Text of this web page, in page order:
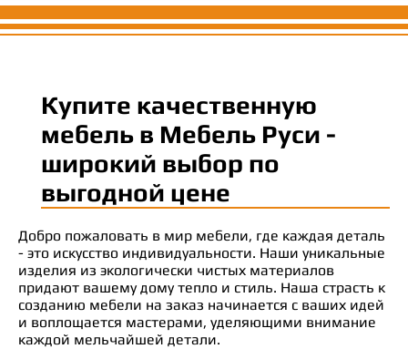
Купите качественную
мебель в Мебель Руси -
широкий выбор по
выгодной цене
Добро пожаловать в мир мебели, где каждая деталь
- это искусство индивидуальности. Наши уникальные
изделия из экологически чистых материалов
придают вашему дому тепло и стиль. Наша страсть к
созданию мебели на заказ начинается с ваших идей
и воплощается мастерами, уделяющими внимание
каждой мельчайшей детали.